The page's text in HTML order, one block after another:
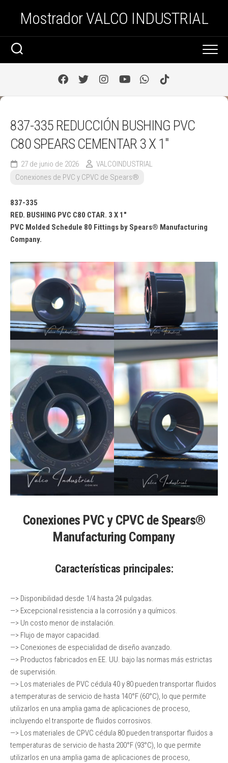
Mostrador VALCO INDUSTRIAL
837-335 REDUCCIÓN BUSHING PVC
C80 SPEARS CEMENTAR 3 X 1″
27 de junio de 2026
VALCOINDUSTRIAL
Conexiones de PVC y CPVC de Spears®
837-335
RED. BUSHING PVC C80 CTAR. 3 X 1″
PVC Molded Schedule 80 Fittings by Spears®️ Manufacturing
Company.
Conexiones PVC y CPVCde Spears®
Manufacturing Company
Características principales:
—> Disponibilidad desde 1/4 hasta 24 pulgadas.
—> Excepcional resistencia a la corrosión y a químicos.
—> Un costo menor de instalación.
—> Flujo de mayor capacidad.
—> Conexiones de especialidad de diseño avanzado.
—> Productos fabricados en EE. UU. bajo las normas más estrictas
de supervisión.
—> Los materiales de PVC cédula 40 y 80 pueden transportar fluidos
a temperaturas de servicio de hasta 140°F (60°C), lo que permite
utilizarlos en una amplia gama de aplicaciones de proceso,
incluyendo el transporte de fluidos corrosivos.
—> Los materiales de CPVC cédula 80 pueden transportar fluidos a
temperaturas de servicio de hasta 200°F (93°C), lo que permite
utilizarlos en una amplia gama de aplicaciones de proceso,